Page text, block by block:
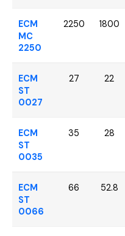
ECM
MC
2250
2250 1800
ECM
ST
0027
27 22
ECM
ST
0035
35 28
ECM
ST
0066
66 52.8